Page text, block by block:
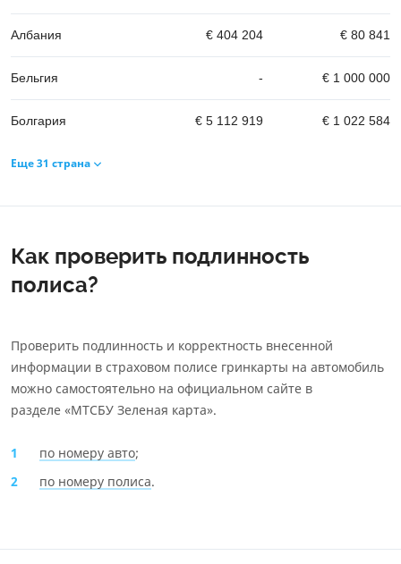
Албания € 404 204 € 80 841
Бельгия - € 1 000 000
Болгария € 5 112 919 € 1 022 584
Еще 31 страна
Как проверить подлинность
полиса?
Проверить подлинность и корректность внесенной
информации в страховом полисе гринкарты на автомобиль
можно самостоятельно на официальном сайте в
разделе «МТСБУ Зеленая карта».
по номеру авто;
по номеру полиса.